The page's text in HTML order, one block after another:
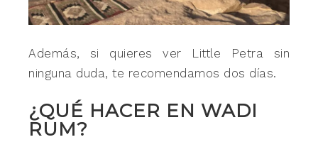
Además, si quieres ver Little Petra sin
ninguna duda, te recomendamos dos días.
¿QUÉ HACER EN WADI
RUM?